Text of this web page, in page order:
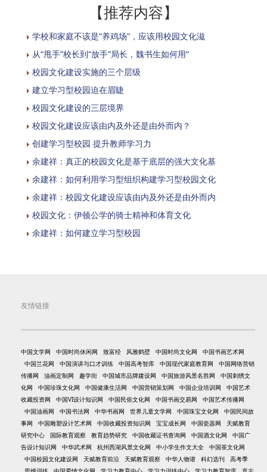
【推荐内容】
学校和家庭不该是“养鸡场”，应该用校园文化滋
从“甩手”校长到“放手”局长，魏书生如何用“
校园文化建设实施的三个层级
建立学习型校园迫在眉睫
校园文化建设的三层境界
校园文化建设应该由内及外还是由外而内？
创建学习型校园 提升教师学习力
余建祥：真正的校园文化是基于底层的强大文化基
余建祥：如何利用学习型组织构建学习型校园文化
余建祥：校园文化建设应该由内及外还是由外而内
校园文化：伊顿公学的骑士精神和体育文化
余建祥：如何建立学习型校园
友情链接
中国文学网 中国时尚休闲网 致富经 风雅鹤壁 中国时尚文化网
中国书画艺术网
中国兰花网
中国演讲与口才训练 中国高考智库 中国现代家庭教育网
中国网络营销
传播网
油画定制网 趣学街 中国城市品牌建设网 中国旅游风景名胜网
中国刺绣文
化网
中国珍珠文化网 中国健康生活网 中国营销策划网 中国企业培训网
中国艺术
收藏投资网
中国VI设计知识网 中国民俗文化网 中国书画交易网
中国艺术传播网
中国油画网
中国书法网 中华书画网 世界儿童文学网 中国珠宝文化网
中国民间故
事网
中国雕塑设计艺术网 中国收藏投资知识网 宝宝成长网 中国瓷器网
天赋教育
研究中心
国际教育观察 教育趋势研究 中国收藏证书查询网 中国酒文化网
中国广
告设计知识网
中华武术网 杭州西湖风景文化网 中小学生作文大全
中国茶文化网
中国校园文化建设网
天赋教育前沿 天赋教育观察 中华人物谱 科幻选刊
高考季